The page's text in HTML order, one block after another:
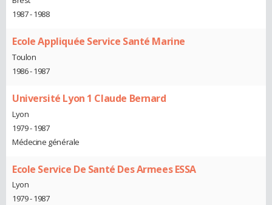
1987 - 1988
Ecole Appliquée Service Santé Marine
Toulon
1986 - 1987
Université Lyon 1 Claude Bernard
Lyon
1979 - 1987
Médecine générale
Ecole Service De Santé Des Armees ESSA
Lyon
1979 - 1987